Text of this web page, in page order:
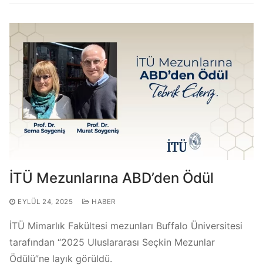
İTÜ Mezunlarına ABD’den Ödül
EYLÜL 24, 2025 HABER
İTÜ Mimarlık Fakültesi mezunları Buffalo Üniversitesi
tarafından “2025 Uluslararası Seçkin Mezunlar
Ödülü”ne layık görüldü.